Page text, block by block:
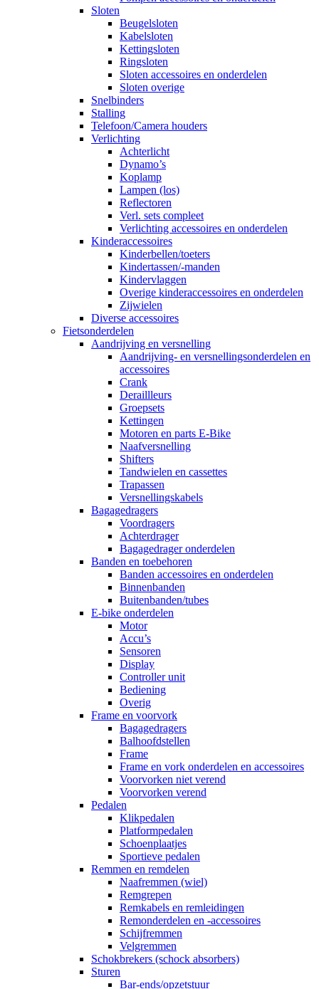
Sloten
Beugelsloten
Kabelsloten
Kettingsloten
Ringsloten
Sloten accessoires en onderdelen
Sloten overige
Snelbinders
Stalling
Telefoon/Camera houders
Verlichting
Achterlicht
Dynamo’s
Koplamp
Lampen (los)
Reflectoren
Verl. sets compleet
Verlichting accessoires en onderdelen
Kinderaccessoires
Kinderbellen/toeters
Kindertassen/-manden
Kindervlaggen
Overige kinderaccessoires en onderdelen
Zijwielen
Diverse accessoires
Fietsonderdelen
Aandrijving en versnelling
Aandrijving- en versnellingsonderdelen en
accessoires
Crank
Deraillleurs
Groepsets
Kettingen
Motoren en parts E-Bike
Naafversnelling
Shifters
Tandwielen en cassettes
Trapassen
Versnellingskabels
Bagagedragers
Voordragers
Achterdrager
Bagagedrager onderdelen
Banden en toebehoren
Banden accessoires en onderdelen
Binnenbanden
Buitenbanden/tubes
E-bike onderdelen
Motor
Accu’s
Sensoren
Display
Controller unit
Bediening
Overig
Frame en voorvork
Bagagedragers
Balhoofdstellen
Frame
Frame en vork onderdelen en accessoires
Voorvorken niet verend
Voorvorken verend
Pedalen
Klikpedalen
Platformpedalen
Schoenplaatjes
Sportieve pedalen
Remmen en remdelen
Naafremmen (wiel)
Remgrepen
Remkabels en remleidingen
Remonderdelen en -accessoires
Schijfremmen
Velgremmen
Schokbrekers (schock absorbers)
Sturen
Bar-ends/opzetstuur